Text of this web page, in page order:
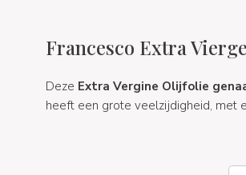
Francesco Extra
Deze Extra Vergine Olijfolie
heeft een grote veelzijdigheid, met